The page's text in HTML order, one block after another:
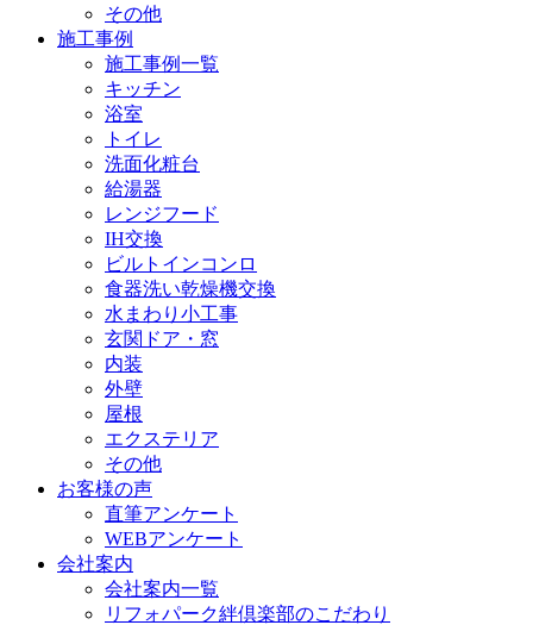
その他
施工事例
施工事例一覧
キッチン
浴室
トイレ
洗面化粧台
給湯器
レンジフード
IH交換
ビルトインコンロ
食器洗い乾燥機交換
水まわり小工事
玄関ドア・窓
内装
外壁
屋根
エクステリア
その他
お客様の声
直筆アンケート
WEBアンケート
会社案内
会社案内一覧
リフォパーク絆倶楽部のこだわり